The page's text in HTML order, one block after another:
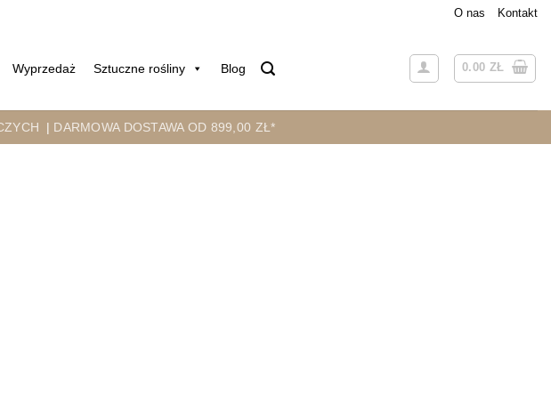
O nas Kontakt
Wyprzedaż Sztuczne rośliny Blog 0.00 ZŁ
| DARMOWA DOSTAWA OD 899,00 ZŁ*